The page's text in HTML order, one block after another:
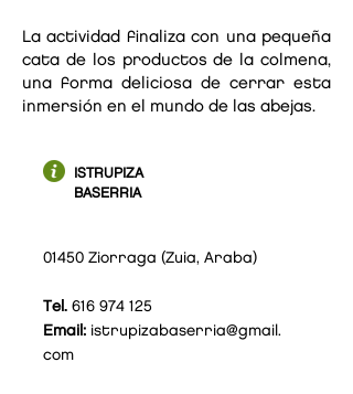
La actividad finaliza con una pequeña
cata de los productos de la colmena,
una forma deliciosa de cerrar esta
inmersión en el mundo de las abejas.
ISTRUPIZA
BASERRIA
01450 Ziorraga (Zuia, Araba)
Tel. 616 974 125
Email: istrupizabaserria@gmail.
com